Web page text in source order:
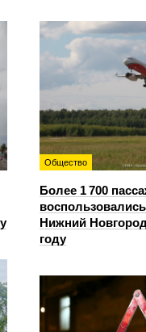
Общество
Более 1 700
Нижний
году